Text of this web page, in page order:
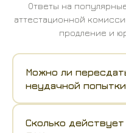
Ответы на
аттестационной
продление и
Можно ли
неудачной
Сколько